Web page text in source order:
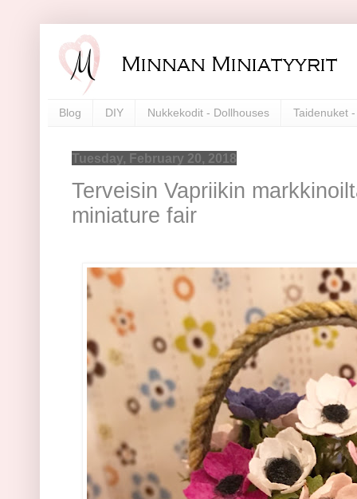
Blog DIY Nukkekodit - Dollhouses Taidenuket
Tuesday, February 20, 2018
Terveisin Vapriikin
miniature fair